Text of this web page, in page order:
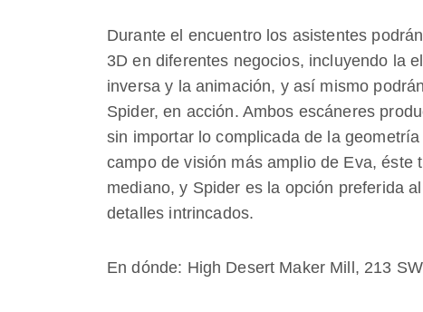
Durante el encuentro los asistentes
3D en diferentes negocios, incluyendo la
inversa y la animación, y así mismo
Spider, en acción. Ambos escáneres
sin importar lo complicada de la
campo de visión más amplio de Eva,
mediano, y Spider es la opción preferida
detalles intrincados.
En dónde: High Desert Maker Mill, 213